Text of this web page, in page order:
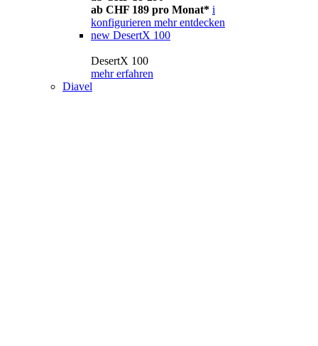
ab CHF 189 pro Monat* i
konfigurieren mehr entdecken
new DesertX 100
DesertX 100
mehr erfahren
Diavel